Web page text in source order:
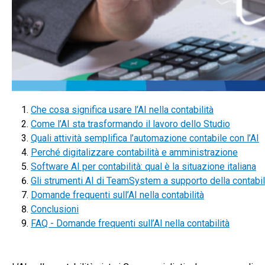
Che cosa significa usare l’AI nella contabilità
Come l’AI sta trasformando il lavoro dello Studio
Quali attività semplifica l’automazione contabile con l’AI
Perché digitalizzare contabilità e amministrazione
Software AI per contabilità: qual è la situazione italiana
Gli strumenti AI di TeamSystem a supporto della
Domande frequenti sull’AI nella contabilità
Conclusioni
FAQ - Domande frequenti sull’AI nella contabilità